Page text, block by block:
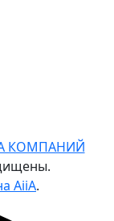
КОМПАНИЙ
AiiA.